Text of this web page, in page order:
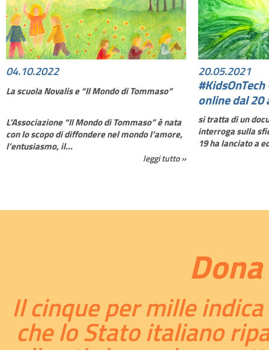
04.10.2022
La scuola Novalis e “Il Mondo di Tommaso”
L’Associazione “Il Mondo di Tommaso” è nata
con lo scopo di diffondere nel mondo l’amore,
l’entusiasmo, il...
leggi tutto »
20.05.2021
online dal 20
si tratta di un
interroga sulla
19 ha lanciato a
Il cinque per mille
che lo Stato italiano